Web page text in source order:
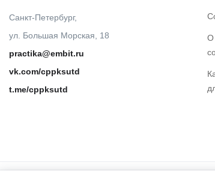
Санкт-Петербург,
ул. Большая Морская, 18
practika@embit.ru
vk.com/cppksutd
t.me/cppksutd
О